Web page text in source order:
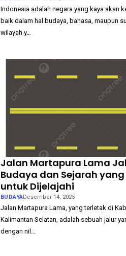
Indonesia adalah negara yang kaya akan
baik dalam hal budaya, bahasa, maupun
wilayah y…
Jalan Martapura Lama
Budaya dan Sejarah
untuk Dijelajahi
BUDAYADesember 14, 2025
Jalan Martapura Lama, yang terletak di
Kalimantan Selatan, adalah sebuah jalur
dengan nil…